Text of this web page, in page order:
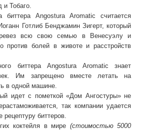
и Тобаго.
биттера Angostura Aromatic считается
Готлиб Бенджамин Зигерт, который
всю свою семью в Венесуэлу и
против болей в животе и расстройств
биттера Angostura Aromatic знает
Им запрещено вместе летать на
в одной машине.
идет с пометкой «Дом Ангостуры» не
так компании удается
рецептуру биттеров.
коктейля в мире (стоимостью 5000